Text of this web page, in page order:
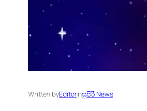
Written byEditorinසුපිරි News